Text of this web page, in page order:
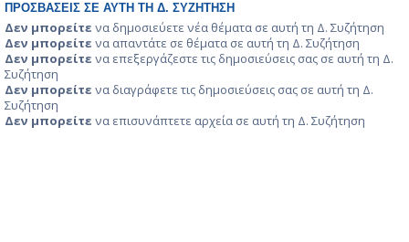
ΠΡΟΣΒΆΣΕΙΣ ΣΕ ΑΥΤΉ ΤΗ Δ. ΣΥΖΉΤΗΣΗ
Δεν μπορείτε να δημοσιεύετε νέα θέματα σε αυτή τη Δ. Συζήτηση
Δεν μπορείτε να απαντάτε σε θέματα σε αυτή τη Δ. Συζήτηση
Δεν μπορείτε να επεξεργάζεστε τις δημοσιεύσεις σας σε αυτή τη Δ.
Συζήτηση
Δεν μπορείτε να διαγράφετε τις δημοσιεύσεις σας σε αυτή τη Δ.
Συζήτηση
Δεν μπορείτε να επισυνάπτετε αρχεία σε αυτή τη Δ. Συζήτηση